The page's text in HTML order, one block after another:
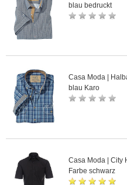
blau bedruckt
Casa Moda |
blau Karo
Casa Moda | City
Farbe schwarz